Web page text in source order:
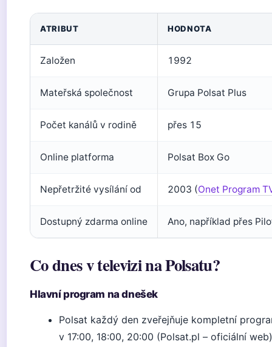
ATRIBUT HODNOTA
Založen 1992
Mateřská společnost Grupa Polsat Plus
Počet kanálů v rodině přes 15
Online platforma Polsat Box Go
Nepřetržité vysílání od 2003 (Onet Program
Dostupný zdarma online Ano, například přes
Co dnes v televizi na Polsatu?
Hlavní program na dnešek
Polsat každý den zveřejňuje kompletní
v 17:00, 18:00, 20:00 (Polsat.pl – oficiální web)